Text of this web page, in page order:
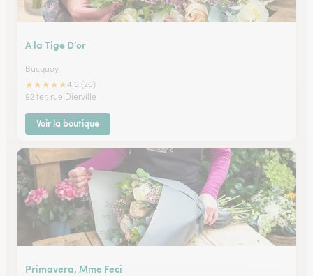
A la Tige D’or
Bucquoy
★★★★★4.6 (26)
92 ter, rue Dierville
Voir la boutique
Primavera, Mme Feci